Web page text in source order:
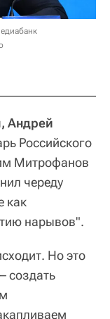
Андрей
Российского
Митрофанов
череду
как
нарывов".
Но это
создать